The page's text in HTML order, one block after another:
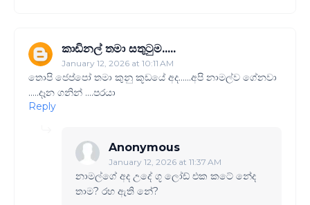
කාඩිනල් තමා සතුටුම.....
January 12, 2026 at 10:11 AM
තොපි ජෙප්පෝ තමා කුනු කූඩයේ අද......අපි නාමල්ව ගේනවා
.....දෑන ගනින් ....පරයා
Reply
Anonymous
January 12, 2026 at 11:37 AM
නාමල්ගේ අද උදේ ගූ ලෝඩ් එක කටේ නේද
තාම? රහ ඇති නේ?